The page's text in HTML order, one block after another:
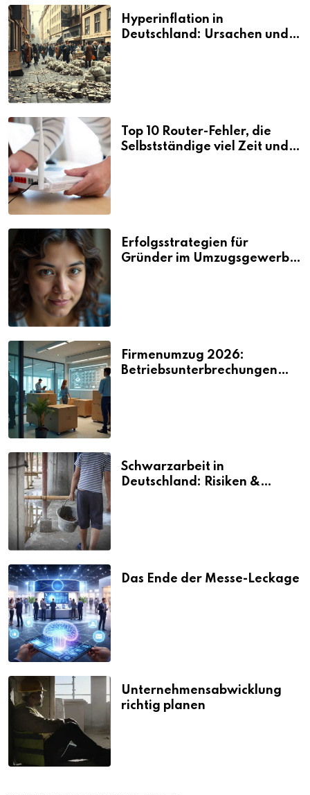
Hyperinflation in
Deutschland: Ursachen und
Top 10 Router-Fehler, die
Selbstständige viel Zeit und
Erfolgsstrategien für
Gründer im Umzugsgewerbe
Firmenumzug 2026:
Betriebsunterbrechungen
Schwarzarbeit in
Deutschland: Risiken &
Das Ende der Messe-Leckage
Unternehmensabwicklung
richtig planen